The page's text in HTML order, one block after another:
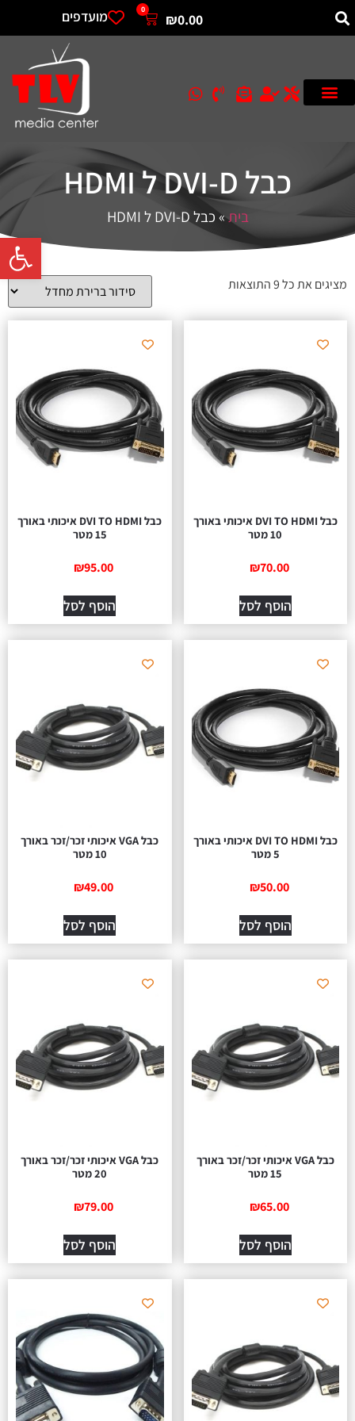
פתח
₪0.00
0 מועדפים
כבל DVI-D ל HDMI
בית»כבל DVI-D ל HDMI
מציגים את כל ⁦9⁩ התוצאות
כבל DVI TO HDMI איכותי באורך
10 מטר
₪70.00
הוסף לסל
כבל DVI TO HDMI איכותי באורך
15 מטר
₪95.00
הוסף לסל
כבל DVI TO HDMI איכותי באורך
5 מטר
₪50.00
הוסף לסל
כבל VGA איכותי זכר/זכר באורך
10 מטר
₪49.00
הוסף לסל
כבל VGA איכותי זכר/זכר באורך
15 מטר
₪65.00
הוסף לסל
כבל VGA איכותי זכר/זכר באורך
20 מטר
₪79.00
הוסף לסל